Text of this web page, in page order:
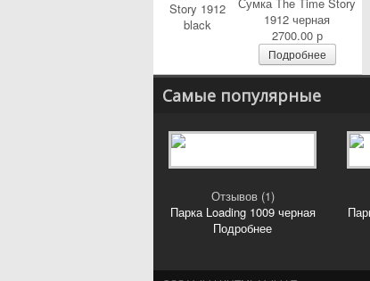
1912 черная
2700.00 р
Подробнее
Самые популярные
Отзывов (1)
Парка Loading 1009 черная
Подробнее